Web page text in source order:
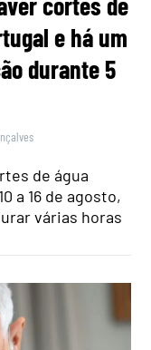
e há um
durante 5
de água
a 16 de agosto,
várias horas